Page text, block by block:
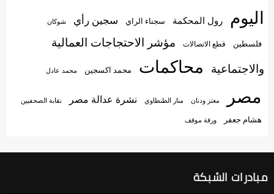
اليوم
رول المحكمة سجناء الراي سجين رأي شوكان
فلسطين قطع الاتصالات مؤشر الاحتجاجات العمالية
والاجتماعية محاكمات محمد اكسجين محمد عادل
مصر معتز ودنان منار الطنطاوي نشرة عدالة مصر نقابة الصحفيين
هشام جعفر ورقة موقف
مبادرات الشبكة